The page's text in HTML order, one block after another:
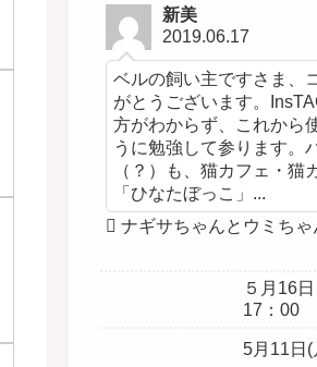
新美
2019.06.17
ベルの飼い主ですさま、
がとうございます。
方がわからず、これから
うに勉強して参ります。
（？）も、猫カフェ・
「ひなたぼっこ」...
ナギサちゃんとウミちゃ
５月16
17：00
5月11日(